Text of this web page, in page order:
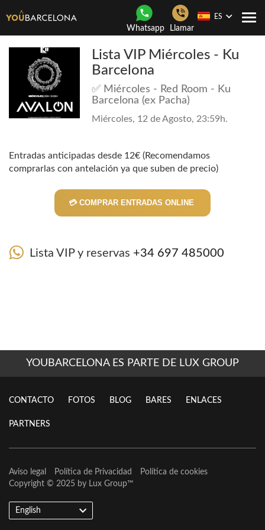
Whatsapp Llamar
ES
Lista VIP Miércoles - Ku
Barcelona
✅ Miércoles - Red Room - Ku
Barcelona (ex Pacha)
Miércoles, 12 de Agosto, 23:59h.
Entradas anticipadas desde 12€ (Recomendamos
comprarlas con antelación ya que suben de precio)
💳 COMPRAR ENTRADAS ONLINE
Lista VIP y reservas +34 697 485000
YOUBARCELONA ES PARTE DE LUX GROUP
CONTACTO FOTOS BLOG BARES ENLACES
PARTNERS
Aviso legal Política de Privacidad
Política de cookies
Copyright © 2025 by Lux Group™
English